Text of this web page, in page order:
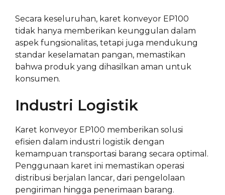
Secara keseluruhan, karet konveyor EP100
tidak hanya memberikan keunggulan dalam
aspek fungsionalitas, tetapi juga mendukung
standar keselamatan pangan, memastikan
bahwa produk yang dihasilkan aman untuk
konsumen.
Industri Logistik
Karet konveyor EP100 memberikan solusi
efisien dalam industri logistik dengan
kemampuan transportasi barang secara optimal.
Penggunaan karet ini memastikan operasi
distribusi berjalan lancar, dari pengelolaan
pengiriman hingga penerimaan barang.